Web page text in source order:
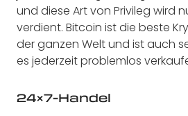
und diese Art von Privileg wird
verdient. Bitcoin ist die beste
der ganzen Welt und ist auch
es jederzeit problemlos
24×7-Handel